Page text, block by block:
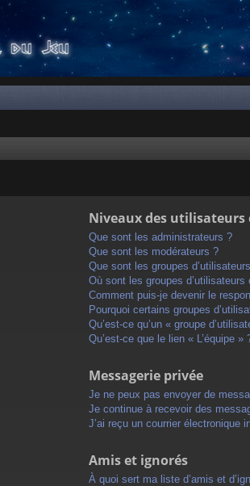
Niveaux des utilisateurs
Que sont les administrateurs ?
Que sont les modérateurs ?
Que sont les groupes
Où sont les groupes
Comment puis-je devenir le
Pourquoi certains groupes
Qu’est-ce qu’un « groupe
Qu’est-ce que le lien « L’équipe »
Messagerie privée
Je ne peux pas envoyer de
Je continue à recevoir des
J’ai reçu un courrier électronique
Amis et ignorés
À quoi sert ma liste d’amis et